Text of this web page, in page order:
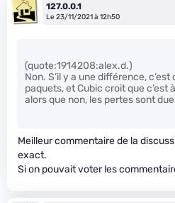
127.0.0.1
Le 23/11/2021 à 12h50
(quote:1914208:alex.d.)
Non. S’il y a une différence, c’est
paquets, et Cubic croit que c’est
alors que non, les pertes sont
Meilleur commentaire de la
exact.
Si on pouvait voter les